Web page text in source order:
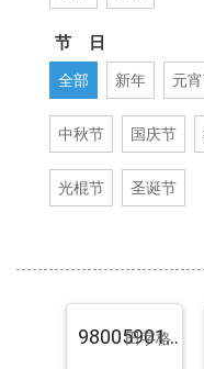
节 日
全部 新年 元
中秋节 国庆节
光棍节 圣诞节
98005901.pst.zip
田字格